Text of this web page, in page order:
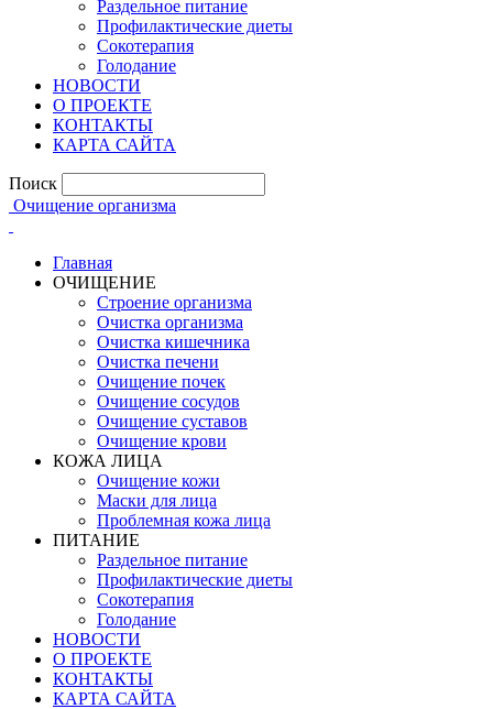
Раздельное питание
Профилактические диеты
Сокотерапия
Голодание
НОВОСТИ
О ПРОЕКТЕ
КОНТАКТЫ
КАРТА САЙТА
Поиск
Очищение организма
Главная
ОЧИЩЕНИЕ
Строение организма
Очистка организма
Очистка кишечника
Очистка печени
Очищение почек
Очищение сосудов
Очищение суставов
Очищение крови
КОЖА ЛИЦА
Очищение кожи
Маски для лица
Проблемная кожа лица
ПИТАНИЕ
Раздельное питание
Профилактические диеты
Сокотерапия
Голодание
НОВОСТИ
О ПРОЕКТЕ
КОНТАКТЫ
КАРТА САЙТА